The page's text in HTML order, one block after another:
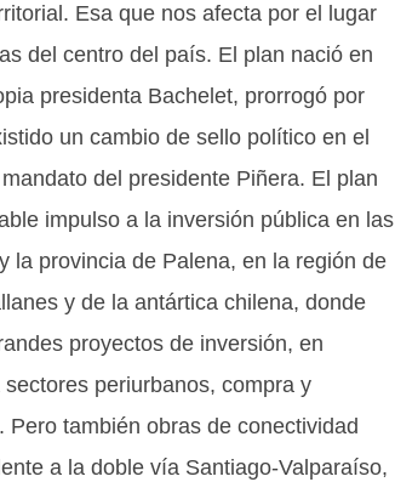
Esa que nos afecta por el lugar
del centro del país. El plan nació en
presidenta Bachelet, prorrogó por
un cambio de sello político en el
del presidente Piñera. El plan
impulso a la inversión pública en las
la provincia de Palena, en la región de
y de la antártica chilena, donde
proyectos de inversión, en
periurbanos, compra y
también obras de conectividad
a la doble vía Santiago-Valparaíso,